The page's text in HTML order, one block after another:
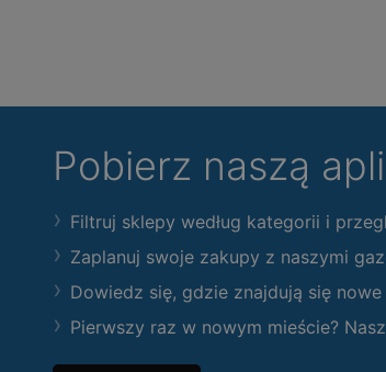
Pobierz naszą
Filtruj sklepy według kategorii i
Zaplanuj swoje zakupy z naszymi
Dowiedz się, gdzie znajdują się
Pierwszy raz w nowym mieście?